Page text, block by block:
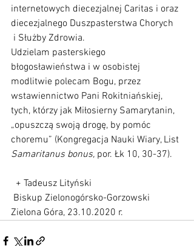
internetowych diecezjalnej Caritas i oraz
diecezjalnego Duszpasterstwa Chorych
i Służby Zdrowia.
Udzielam pasterskiego
błogosławieństwa i w osobistej
modlitwie polecam Bogu, przez
wstawiennictwo Pani Rokitniańskiej,
tych, którzy jak Miłosierny Samarytanin,
„opuszczą swoją drogę, by pomóc
choremu” (Kongregacja Nauki Wiary, List
Samaritanus bonus, por. Łk 10, 30-37).
  + Tadeusz Lityński
Biskup Zielonogórsko-Gorzowski
Zielona Góra, 23.10.2020 r.